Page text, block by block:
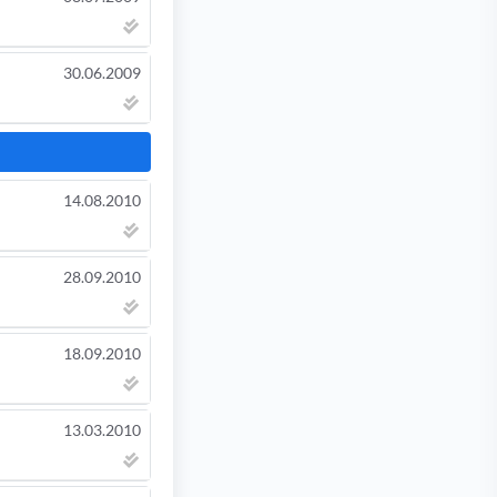
30.06.2009
14.08.2010
28.09.2010
18.09.2010
13.03.2010